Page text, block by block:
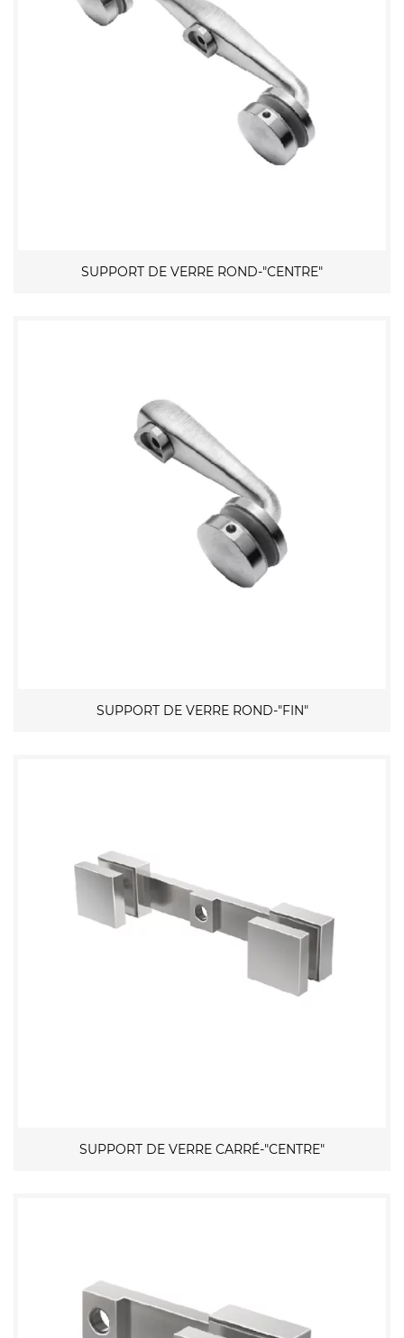
SUPPORT DE VERRE ROND-"CENTRE"
SUPPORT DE VERRE ROND-"FIN"
SUPPORT DE VERRE CARRÉ-"CENTRE"